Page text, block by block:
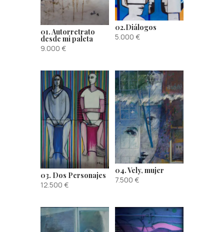
01. Autorretrato
desde mi paleta
9.000 €
02.Diálogos
5.000 €
03. Dos Personajes
12.500 €
04. Vely, mujer
7.500 €